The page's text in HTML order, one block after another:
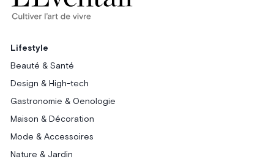
Lifestyle
Beauté & Santé
Design & High-tech
Gastronomie & Oenologie
Maison & Décoration
Mode & Accessoires
Nature & Jardin